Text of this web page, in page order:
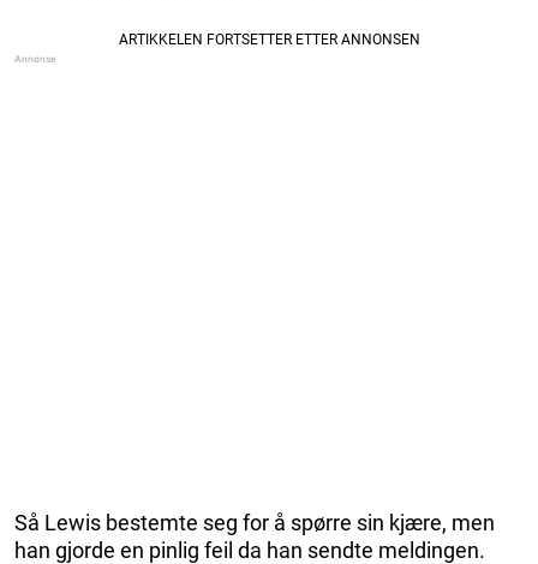
Så Lewis bestemte seg for å spørre sin kjære, men
han gjorde en pinlig feil da han sendte meldingen.